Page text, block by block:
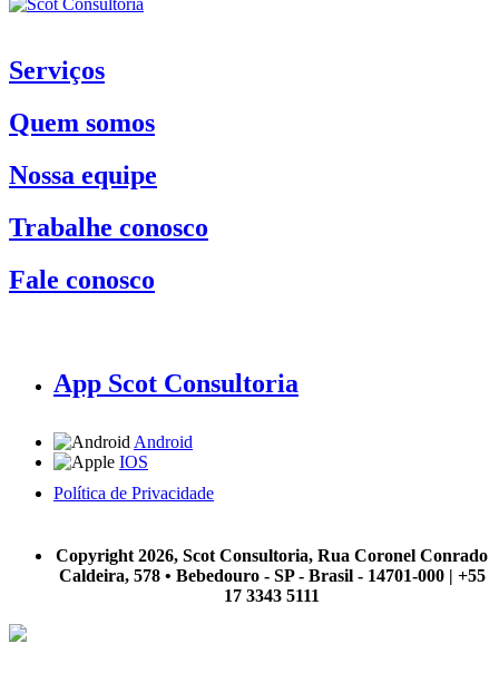
Serviços
Quem somos
Nossa equipe
Trabalhe conosco
Fale conosco
App Scot Consultoria
Android
IOS
Política de Privacidade
Copyright 2026, Scot Consultoria, Rua Coronel Conrado
Caldeira, 578 • Bebedouro - SP - Brasil - 14701-000 | +55
17 3343 5111